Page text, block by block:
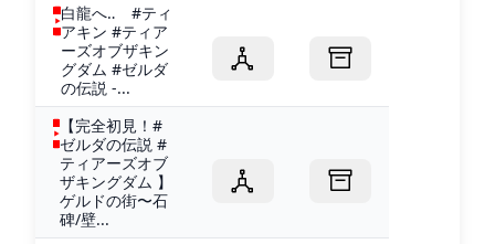
白龍へ‥ #ティ
アキン #ティア
ーズオブザキン
グダム #ゼルダ
の伝説 -...
【完全初見！#
ゼルダの伝説 #
ティアーズオブ
ザキングダム 】
ゲルドの街〜石
碑/壁...